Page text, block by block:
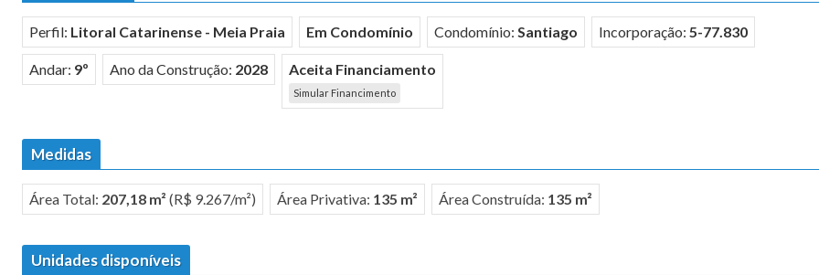
Perfil: Litoral Catarinense - Meia Praia Em Condomínio Condomínio: Santiago Incorporação: 5-77.830
Andar: 9º Ano da Construção: 2028 Aceita Financiamento
Simular Financimento
Medidas
Área Total: 207,18 m² (R$ 9.267/m²) Área Privativa: 135 m² Área Construída: 135 m²
Unidades disponíveis